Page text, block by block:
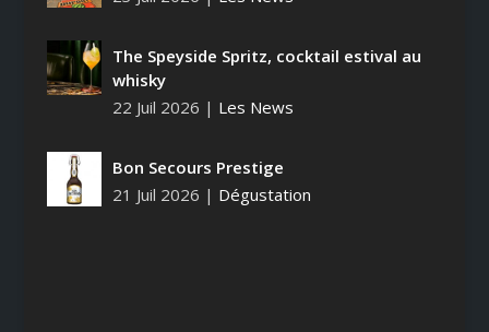
The Speyside Spritz, cocktail estival au
whisky
22 Juil 2026 | Les News
Bon Secours Prestige
21 Juil 2026 | Dégustation